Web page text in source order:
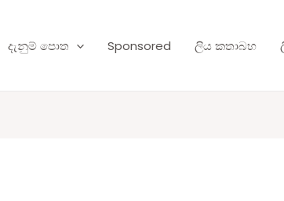
දැනුම් පොත Sponsored ලිය කතාබහ